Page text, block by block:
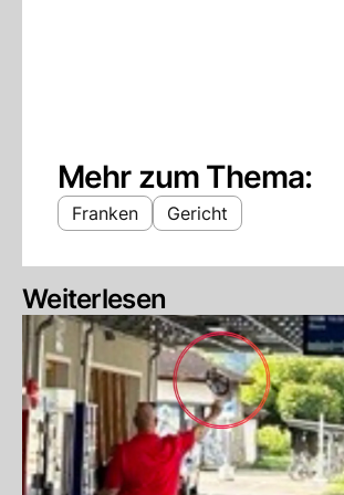
Mehr zum Thema:
Franken Gericht
Weiterlesen